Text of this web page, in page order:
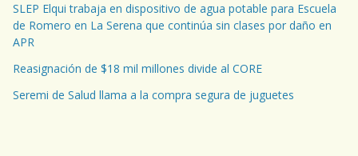
SLEP Elqui trabaja en dispositivo de agua potable para Escuela
de Romero en La Serena que continúa sin clases por daño en
APR
Reasignación de $18 mil millones divide al CORE
Seremi de Salud llama a la compra segura de juguetes